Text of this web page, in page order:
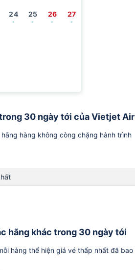
24
-
25
-
26
-
27
-
30 ngày tới của Vietjet Air
hàng không còng chặng hành trình
hãng khác trong 30 ngày tới
hàng thể hiện giá vé thấp nhất đã bao